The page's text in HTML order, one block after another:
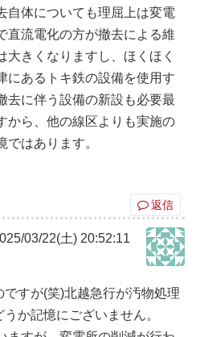
自体についても理屈上は変電
直流電化の方が撤去による維
大きくなりますし、ほくほく
にあるトキ鉄の設備を使用す
去に伴う設備の新設も必要最
から、他の線区よりも実施の
ではあります。
返信
03/22(土) 20:52:11
ですが(笑)北越急行が汚物処理
か記憶にございません。